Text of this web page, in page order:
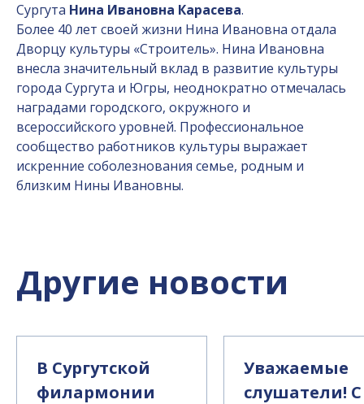
Сургута Нина Ивановна Карасева.
Более 40 лет своей жизни Нина Ивановна отдала
Дворцу культуры «Строитель». Нина Ивановна
внесла значительный вклад в развитие культуры
города Сургута и Югры, неоднократно отмечалась
наградами городского, окружного и
всероссийского уровней. Профессиональное
сообщество работников культуры выражает
искренние соболезнования семье, родным и
близким Нины Ивановны.
Другие новости
В Сургутской
филармонии
Уважаемые
слушатели! С